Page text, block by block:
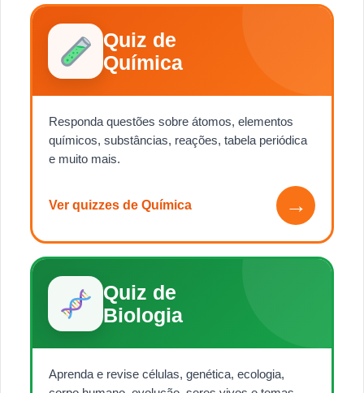
Quiz de
Química
Responda questões sobre átomos, elementos
químicos, substâncias, reações, tabela periódica
e muito mais.
Ver quizzes de Química →
Quiz de
Biologia
Aprenda e revise células, genética, ecologia,